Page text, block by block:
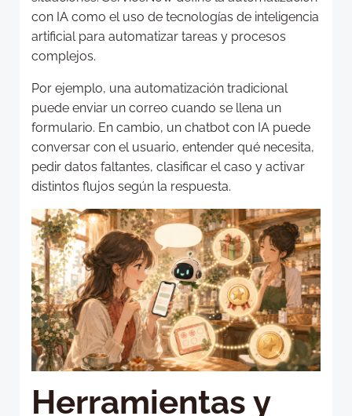
con IA como el uso de tecnologías de inteligencia
artificial para automatizar tareas y procesos
complejos.
Por ejemplo, una automatización tradicional
puede enviar un correo cuando se llena un
formulario. En cambio, un chatbot con IA puede
conversar con el usuario, entender qué necesita,
pedir datos faltantes, clasificar el caso y activar
distintos flujos según la respuesta.
Herramientas y